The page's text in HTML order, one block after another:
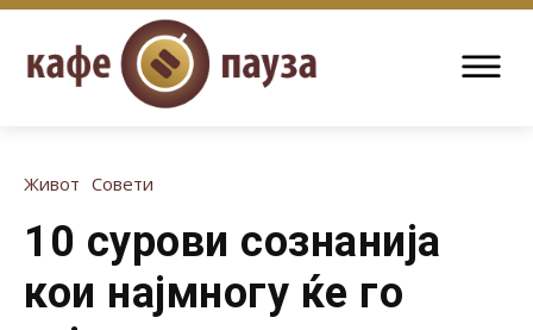
Живот Совети
10 сурови сознанија
кои најмногу ќе го